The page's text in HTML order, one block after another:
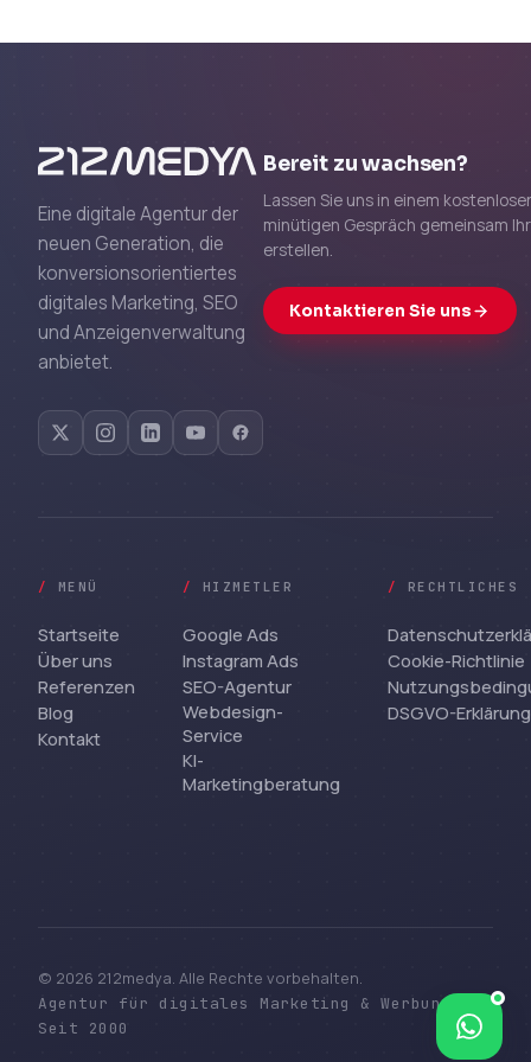
Eine digitale Agentur der
neuen Generation, die
konversionsorientiertes
digitales Marketing, SEO
und Anzeigenverwaltung
anbietet.
Bereit zu wachsen?
Lassen Sie uns in einem
minütigen Gespräch gemeinsam
erstellen.
Kontaktieren Sie uns
/ MENÜ
Startseite
Über uns
Referenzen
Blog
Kontakt
/ HIZMETLER
Google Ads
Instagram Ads
SEO-Agentur
Webdesign-
Service
KI-
Marketingberatung
/ RECHTLICHES
Cookie-Richtlinie
DSGVO-Erklärung
© 2026 212medya. Alle Rechte vorbehalten.
Agentur für digitales Marketing & Werbung —
Seit 2000
Bize yazın